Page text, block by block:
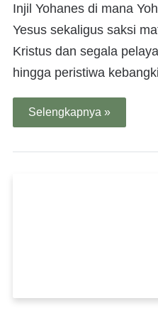
Injil Yohanes di mana
Yesus sekaligus saksi
Kristus dan segala
hingga peristiwa
Selengkapnya »